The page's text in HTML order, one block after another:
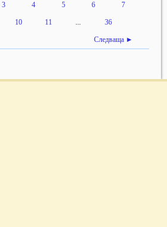
3 4 5 6 7
10 11 ... 36
Следваща ►